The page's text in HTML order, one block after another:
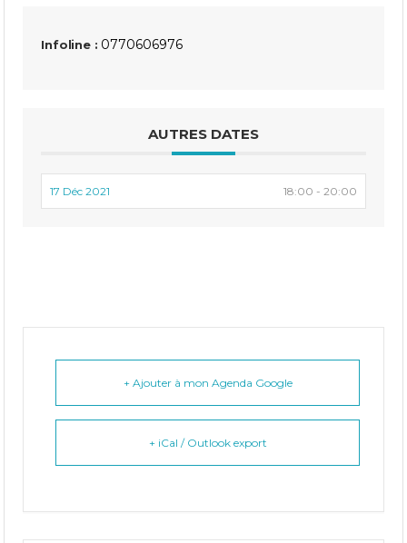
Infoline : 0770606976
AUTRES DATES
17 Déc 2021 18:00 - 20:00
+ Ajouter à mon Agenda Google
+ iCal / Outlook export